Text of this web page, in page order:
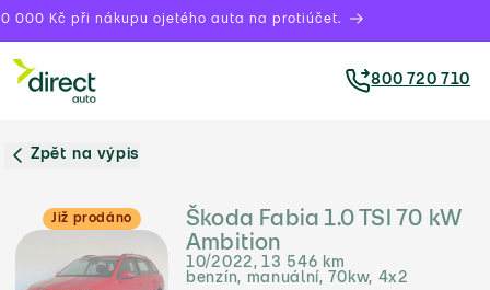
000 Kč při nákupu ojetého auta na protiúčet.
800 720 710
Zpět na výpis
Již prodáno
Škoda Fabia 1.0 TSI 70 kW
Ambition
10/2022, 13 546 km
benzín, manuální, 70kw, 4x2